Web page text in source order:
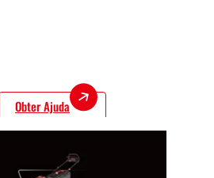
Obter Ajuda